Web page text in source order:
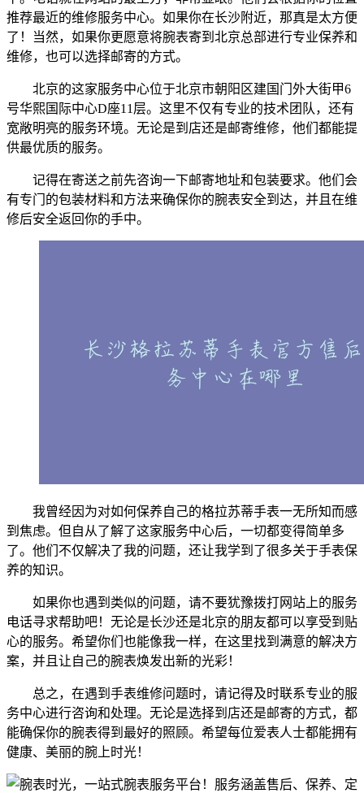
推荐最近的维修服务中心。如果你在长沙附近，那真是太方便
了！当然，如果你更愿意将腕表寄到北京总部进行专业保养和
维修，也可以选择邮寄的方式。
北京的这家服务中心位于北京市朝阳区建国门外大街甲6
号华熙国际中心D座11层。这里不仅有专业的技术团队，还有
宽敞明亮的服务环境。无论是到店还是邮寄维修，他们都能提
供最优质的服务。
记得在寄送之前先咨询一下邮寄地址和包装要求。他们会
有专门的包装材料和方法来确保你的腕表安全到达，并且在维
修后安全返回你的手中。
我曾经因为对如何保养自己的格拉苏蒂手表一无所知而感
到焦虑。但自从了解了这家服务中心后，一切都变得简单多
了。他们不仅解决了我的问题，还让我学到了很多关于手表保
养的知识。
如果你也遇到类似的问题，请不要犹豫拨打网站上的服务
电话寻求帮助吧！无论是长沙还是北京的朋友都可以享受到贴
心的服务。希望你们也能像我一样，在这里找到满意的解决方
案，并且让自己的腕表焕发出新的光彩！
总之，在遇到手表维修问题时，请记得及时联系专业的服
务中心进行咨询和处理。无论是选择到店还是邮寄的方式，都
能确保你的腕表得到最好的照顾。希望每位爱表人士都能拥有
健康、美丽的腕上时光！